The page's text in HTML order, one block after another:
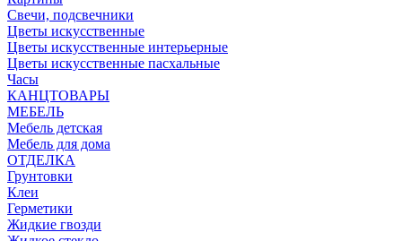
Свечи, подсвечники
Цветы искусственные
Цветы искусственные интерьерные
Цветы искусственные пасхальные
Часы
КАНЦТОВАРЫ
МЕБЕЛЬ
Мебель детская
Мебель для дома
ОТДЕЛКА
Грунтовки
Клеи
Герметики
Жидкие гвозди